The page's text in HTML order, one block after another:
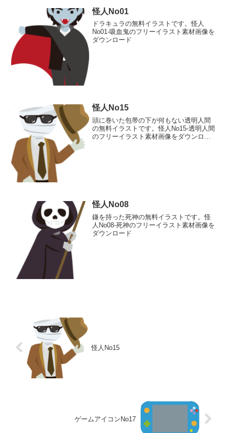
怪人No01
ドラキュラの無料イラストです。怪人
No01-吸血鬼のフリーイラスト素材画像を
ダウンロード
怪人No15
頭に巻いた包帯の下が何もない透明人間
の無料イラストです。怪人No15-透明人間
のフリーイラスト素材画像をダウンロー
怪人No08
鎌を持った死神の無料イラストです。怪
人No08-死神のフリーイラスト素材画像を
ダウンロード
怪人No15
ゲームアイコンNo17